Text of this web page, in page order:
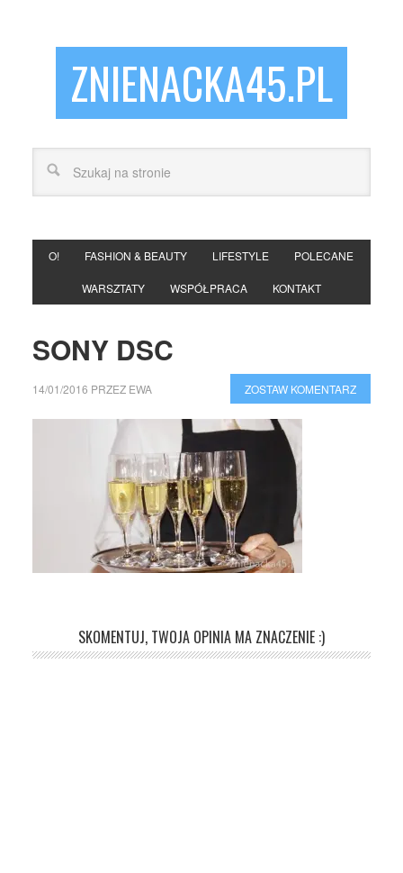
ZNIENACKA45.PL
O! FASHION & BEAUTY LIFESTYLE POLECANE
WARSZTATY WSPÓŁPRACA KONTAKT
SONY DSC
14/01/2016 PRZEZ EWA ZOSTAW KOMENTARZ
SKOMENTUJ, TWOJA OPINIA MA ZNACZENIE :)